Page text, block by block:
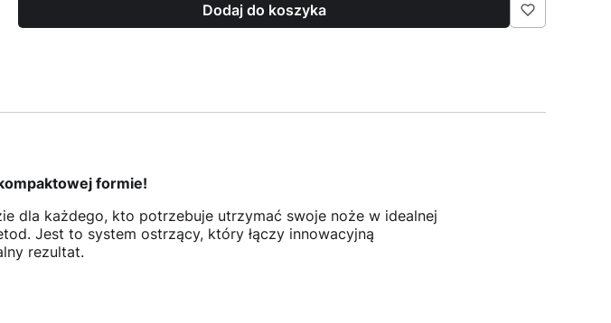
Dodaj do koszyka
formie!
dla każdego, kto potrzebuje utrzymać swoje noże w idealnej
Jest to system ostrzący, który łączy innowacyjną
rezultat.